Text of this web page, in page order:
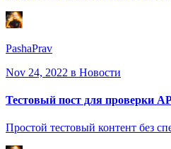
PashaPrav
Nov 24, 2022 в Новости
Тестовый пост для проверки
Простой тестовый контент без